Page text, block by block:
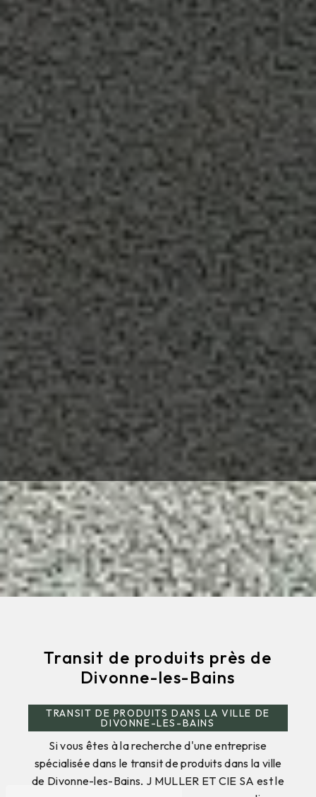
Transit de produits près de
Divonne-les-Bains
TRANSIT DE PRODUITS DANS LA VILLE DE
DIVONNE-LES-BAINS
Si vous êtes à la recherche d'une entreprise
spécialisée dans le transit de produits dans la ville
de Divonne-les-Bains, J MULLER ET CIE SA est le